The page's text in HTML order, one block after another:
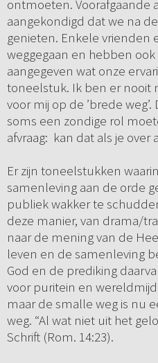
ontmoeten. Voorafgaande
aangekondigd dat we na
genieten. Enkele vrienden
weggegaan en hebben
aangegeven wat onze
toneelstuk. Ik ben er nooit
voor mij op de ’brede
soms een zondige rol
afvraag: kan dat als je over
Er zijn toneelstukken
samenleving aan de orde
publiek wakker te
deze manier, van drama/
naar de mening van de
leven en de samenleving
God en de prediking
voor puritein en
maar de smalle weg is nu
weg. “Al wat niet uit het
Schrift (Rom. 14:23).